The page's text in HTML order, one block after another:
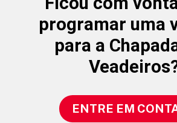
programar uma
para a
ENTRE EM